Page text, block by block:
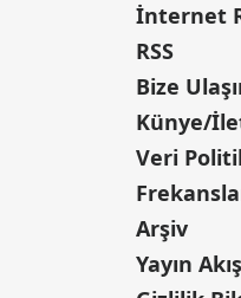
İnternet
RSS
Bize
Künye/
Veri
Arşiv
Yayın